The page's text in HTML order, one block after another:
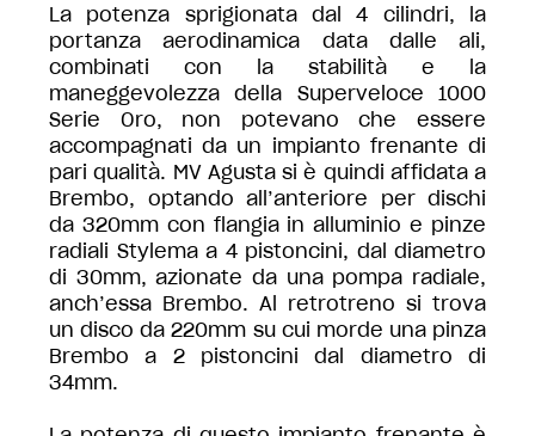
La potenza sprigionata dal 4 cilindri, la
portanza aerodinamica data dalle ali,
combinati con la stabilità e la
maneggevolezza della Superveloce 1000
Serie Oro, non potevano che essere
accompagnati da un impianto frenante di
pari qualità. MV Agusta si è quindi affidata a
Brembo, optando all’anteriore per dischi
da 320mm con flangia in alluminio e pinze
radiali Stylema a 4 pistoncini, dal diametro
di 30mm, azionate da una pompa radiale,
anch’essa Brembo. Al retrotreno si trova
un disco da 220mm su cui morde una pinza
Brembo a 2 pistoncini dal diametro di
34mm.